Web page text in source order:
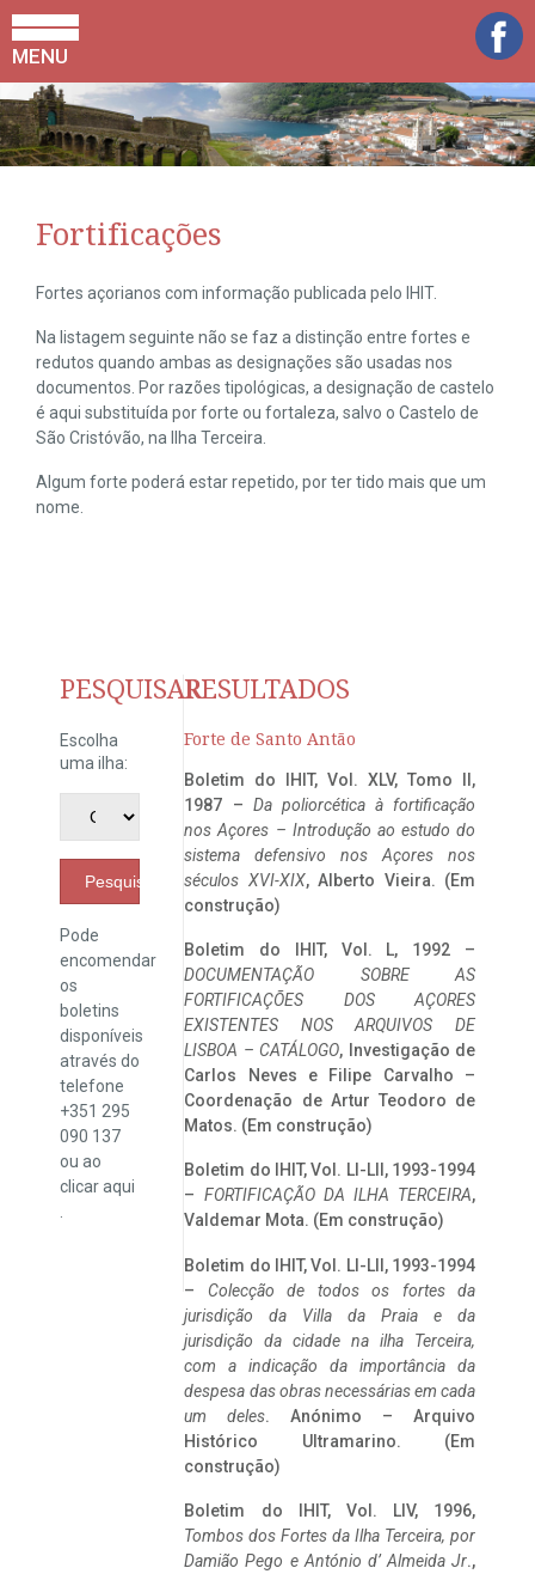
MENU
Fortificações
Fortes açorianos com informação publicada pelo IHIT.
Na listagem seguinte não se faz a distinção entre fortes e
redutos quando ambas as designações são usadas nos
documentos. Por razões tipológicas, a designação de castelo
é aqui substituída por forte ou fortaleza, salvo o Castelo de
São Cristóvão, na Ilha Terceira.
Algum forte poderá estar repetido, por ter tido mais que um
nome.
PESQUISAR
Escolha
uma ilha:
Pesquisar
Pode
encomendar
os
boletins
disponíveis
através do
telefone
+351 295
090 137
ou ao
clicaraqui
RESULTADOS
Forte de Santo Antão
Boletim do IHIT, Vol. XLV, Tomo II,
1987 – Da poliorcética à fortificação
nos Açores – Introdução ao estudo do
sistema defensivo nos Açores nos
séculos XVI-XIX, Alberto Vieira. (Em
construção)
Boletim do IHIT, Vol. L, 1992 –
DOCUMENTAÇÃO SOBRE AS
FORTIFICAÇÕES DOS AÇORES
EXISTENTES NOS ARQUIVOS DE
LISBOA – CATÁLOGO, Investigação de
Carlos Neves e Filipe Carvalho –
Coordenação de Artur Teodoro de
Matos. (Em construção)
Boletim do IHIT, Vol. LI-LII, 1993-1994
– FORTIFICAÇÃO DA ILHA TERCEIRA,
Valdemar Mota. (Em construção)
Boletim do IHIT, Vol. LI-LII, 1993-1994
– Colecção de todos os fortes da
jurisdição da Villa da Praia e da
jurisdição da cidade na ilha Terceira,
com a indicação da importância da
despesa das obras necessárias em cada
um deles. Anónimo – Arquivo
Histórico Ultramarino. (Em
construção)
Boletim do IHIT, Vol. LIV, 1996,
Tombos dos Fortes da Ilha Terceira, por
Damião Pego e António d’ Almeida Jr.,